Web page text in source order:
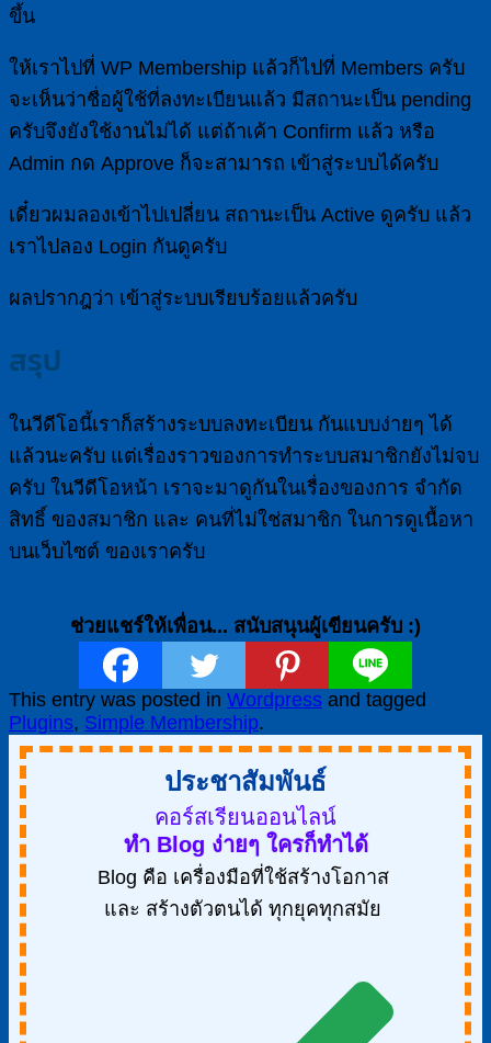
ขึ้น
ให้เราไปที่ WP Membership แล้วก็ไปที่ Members ครับ
จะเห็นว่าชื่อผู้ใช้ที่ลงทะเบียนแล้ว มีสถานะเป็น pending
ครับจึงยังใช้งานไม่ได้ แต่ถ้าเค้า Confirm แล้ว หรือ
Admin กด Approve ก็จะสามารถ เข้าสู่ระบบได้ครับ
เดี๋ยวผมลองเข้าไปเปลี่ยน สถานะเป็น Active ดูครับ แล้ว
เราไปลอง Login กันดูครับ
ผลปรากฎว่า เข้าสู่ระบบเรียบร้อยแล้วครับ
สรุป
ในวีดีโอนี้เราก็สร้างระบบลงทะเบียน กันแบบง่ายๆ ได้
แล้วนะครับ แต่เรื่องราวของการทำระบบสมาชิกยังไม่จบ
ครับ ในวีดีโอหน้า เราจะมาดูกันในเรื่องของการ จำกัด
สิทธิ์ ของสมาชิก และ คนที่ไม่ใช่สมาชิก ในการดูเนื้อหา
บนเว็บไซต์ ของเราครับ
ช่วยแชร์ให้เพื่อน... สนับสนุนผู้เขียนครับ :)
This entry was posted in Wordpress and tagged
Plugins, Simple Membership.
ประชาสัมพันธ์
คอร์สเรียนออนไลน์
ทำ Blog ง่ายๆ ใครก็ทำได้
Blog คือ เครื่องมือที่ใช้สร้างโอกาส
และ สร้างตัวตนได้ ทุกยุคทุกสมัย